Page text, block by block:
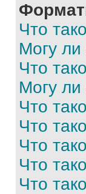
Что
Могу ли
Что
Могу ли
Что
Что
Что
Что
Что